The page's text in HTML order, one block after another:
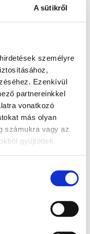
A sütikről
személyre
Ezenkívül
partnereinkkel
vonatkozó
más olyan
számukra vagy az
gyűjtöttek.